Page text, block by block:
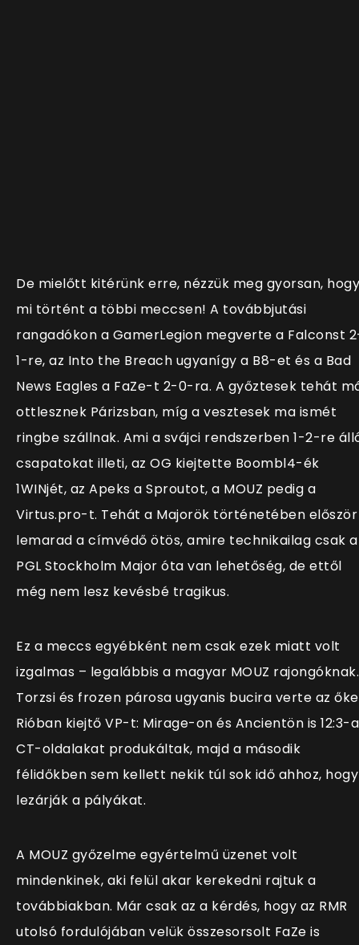
De mielőtt kitérünk erre, nézzük meg gyorsan, hogy
mi történt a többi meccsen! A továbbjutási
rangadókon a GamerLegion megverte a Falconst
1-re, az Into the Breach ugyanígy a B8-et és a Bad
News Eagles a FaZe-t 2-0-ra. A győztesek tehát
ottlesznek Párizsban, míg a vesztesek ma ismét
ringbe szállnak. Ami a svájci rendszerben 1-2-re
csapatokat illeti, az OG kiejtette Boombl4-ék
1WINjét, az Apeks a Sproutot, a MOUZ pedig a
Virtus.pro-t. Tehát a Majorök történetében először
lemarad a címvédő ötös, amire technikailag csak a
PGL Stockholm Major óta van lehetőség, de ettől
még nem lesz kevésbé tragikus.
Ez a meccs egyébként nem csak ezek miatt volt
izgalmas – legalábbis a magyar MOUZ rajongóknak.
Torzsi és frozen párosa ugyanis bucira verte az
Rióban kiejtő VP-t: Mirage-on és Ancientön is 12:3-
CT-oldalakat produkáltak, majd a második
félidőkben sem kellett nekik túl sok idő ahhoz, hogy
lezárják a pályákat.
A MOUZ győzelme egyértelmű üzenet volt
mindenkinek, aki felül akar kerekedni rajtuk a
továbbiakban. Már csak az a kérdés, hogy az RMR
utolsó fordulójában velük összesorsolt FaZe is